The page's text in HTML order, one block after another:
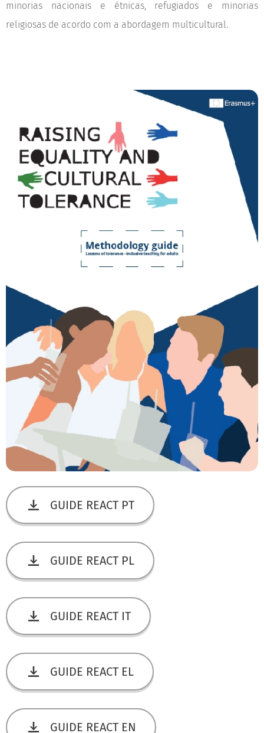
minorias nacionais e étnicas, refugiados e minorias
religiosas de acordo com a abordagem multicultural.
GUIDE REACT PT
GUIDE REACT PL
GUIDE REACT IT
GUIDE REACT EL
GUIDE REACT EN